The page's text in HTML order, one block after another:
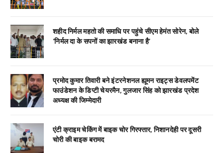
शहीद निर्मल महतो की समाधि पर पहुंचे सीएम हेमंत सोरेन, बोले
‘निर्मल दा के सपनों का झारखंड बनाना है’
प्रमोद कुमार तिवारी बने इंटरनेशनल ह्यूमन राइट्स डेवलपमेंट
फाउंडेशन के डिप्टी चेयरमैन, गुलजार सिंह को झारखंड प्रदेश
अध्यक्ष की जिम्मेदारी
एंटी क्राइम चेकिंग में बाइक चोर गिरफ्तार, निशानदेही पर दूसरी
चोरी की बाइक बरामद